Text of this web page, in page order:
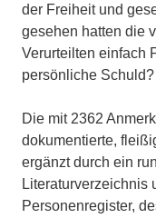
der Freiheit und
gesehen hatten die
Verurteilten einfach
persönliche Schuld?
Die mit 2362
dokumentierte,
ergänzt durch ein
Literaturverzeichnis
Personenregister,